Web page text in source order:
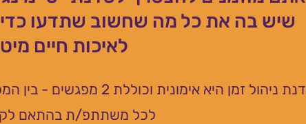
שיש בה את כל מה שחשוב שתדעו כדי
לאיכות חיים
סדנת ניהול זמן היא
לכל משתתפ/ת בהתאם